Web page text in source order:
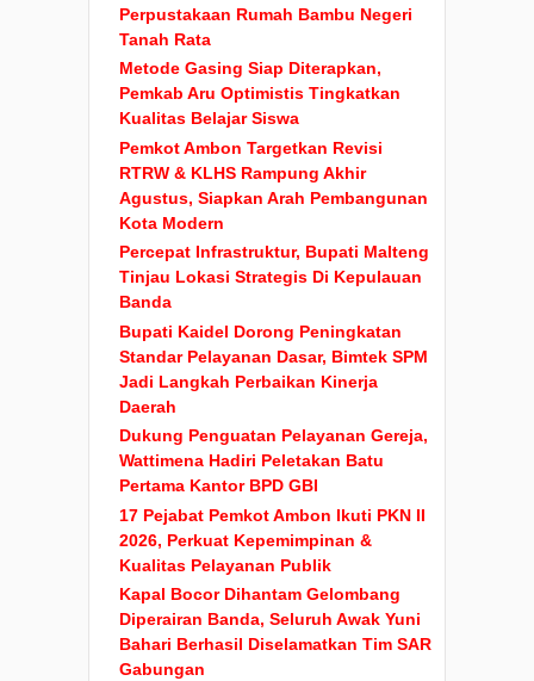
Perpustakaan Rumah Bambu Negeri
Tanah Rata
Metode Gasing Siap Diterapkan,
Pemkab Aru Optimistis Tingkatkan
Kualitas Belajar Siswa
Pemkot Ambon Targetkan Revisi
RTRW & KLHS Rampung Akhir
Agustus, Siapkan Arah Pembangunan
Kota Modern
Percepat Infrastruktur, Bupati Malteng
Tinjau Lokasi Strategis Di Kepulauan
Banda
Bupati Kaidel Dorong Peningkatan
Standar Pelayanan Dasar, Bimtek SPM
Jadi Langkah Perbaikan Kinerja
Daerah
Dukung Penguatan Pelayanan Gereja,
Wattimena Hadiri Peletakan Batu
Pertama Kantor BPD GBI
17 Pejabat Pemkot Ambon Ikuti PKN II
2026, Perkuat Kepemimpinan &
Kualitas Pelayanan Publik
Kapal Bocor Dihantam Gelombang
Diperairan Banda, Seluruh Awak Yuni
Bahari Berhasil Diselamatkan Tim SAR
Gabungan